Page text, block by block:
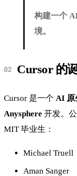
构建一个
境。
Cursor 的
Cursor 是一个 AI 原
Anysphere 开发。
MIT 毕业生：
Michael Truell
Aman Sanger